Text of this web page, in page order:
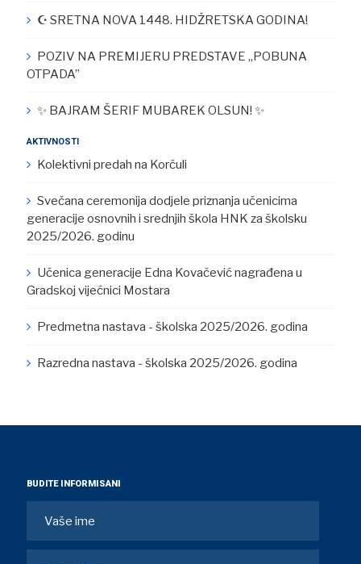
☪︎ SRETNA NOVA 1448. HIDŽRETSKA GODINA!
POZIV NA PREMIJERU PREDSTAVE „POBUNA
OTPADA”
✨ BAJRAM ŠERIF MUBAREK OLSUN! ✨
AKTIVNOSTI
Kolektivni predah na Korčuli
Svečana ceremonija dodjele priznanja učenicima
generacije osnovnih i srednjih škola HNK za školsku
2025/2026. godinu
Učenica generacije Edna Kovačević nagrađena u
Gradskoj vijećnici Mostara
Predmetna nastava - školska 2025/2026. godina
Razredna nastava - školska 2025/2026. godina
BUDITE INFORMISANI